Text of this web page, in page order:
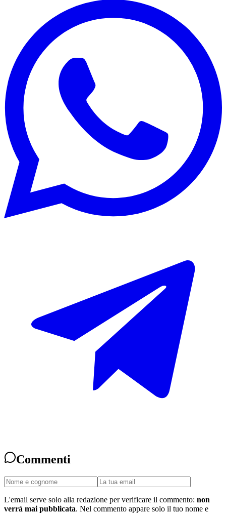
Commenti
L'email serve solo alla redazione per verificare il commento: non
verrà mai pubblicata. Nel commento appare solo il tuo nome e